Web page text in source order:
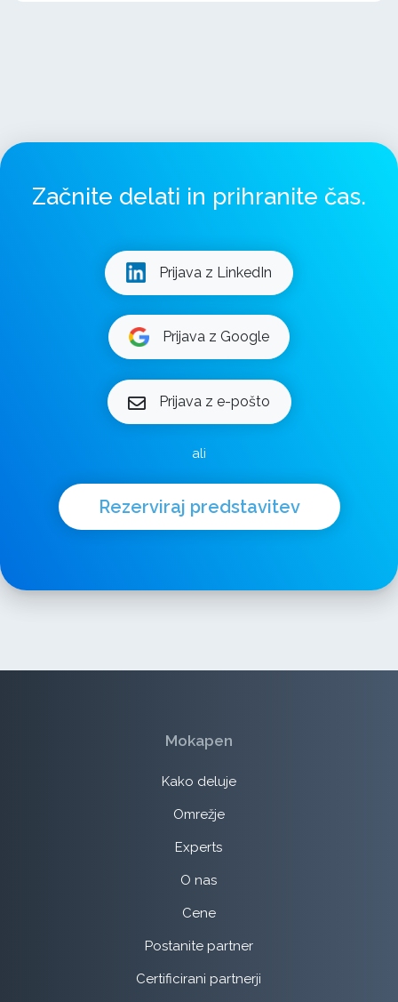
Začnite delati in prihranite čas.
Prijava z LinkedIn
Prijava z Google
Prijava z e-pošto
ali
Rezerviraj predstavitev
Mokapen
Kako deluje
Omrežje
Experts
O nas
Cene
Postanite partner
Certificirani partnerji